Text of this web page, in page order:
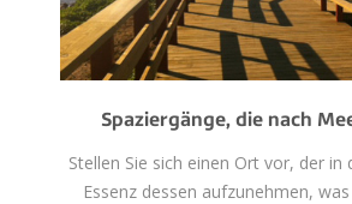
Spaziergänge, die nach
Stellen Sie sich einen Ort vor, der in
Essenz dessen aufzunehmen,